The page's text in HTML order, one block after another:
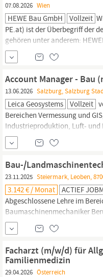
07.08.2026 Wien
HEWE Bau GmbH Vollzeit
PE.at) ist der Überbegriff der
gehören unter anderem:
HEWE
GmbH wurde 2019
das traditionelle Bauwesen,
Wohnungs-(Um)bauten
von Altbausubstanzen –
Account Manager - Bau
13.06.2026 Salzburg, Salzburg
Leica Geosystems Vollzeit
Bereichen Vermessung und
Industrieproduktion, Luft-
Sicherheit vertrauen weltweit
und Softwarelösungen. Zur
suchen wir eine engagierte
Ansprechpartner für
Bau-/
23.11.2025 Steiermark, Leoben,
3.142 € / Monat ACTIEF
Abgeschlossene Lehre im
Baumaschinenmechaniker
oder Landmaschinenbereich
wünschenswert Praxis mit
Schichtbetrieb (2-schichtig)
Überstunden an Samstagen
einschlägiger Sicherheits- und...
Facharzt (m/w/d) für
Familienmedizin
29.04.2026 Österreich